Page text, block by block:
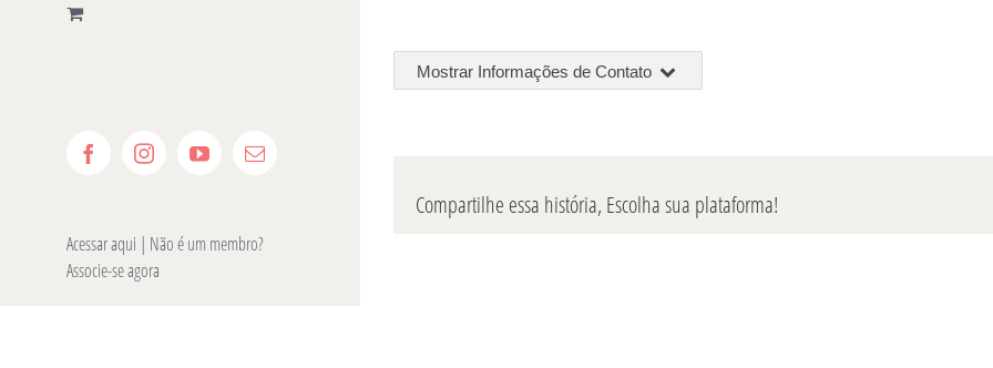
FacebookInstagramYouTube
E-
Acessar aqui | Não é um membro?
Associe-se agora
Mostrar Informações de Contato
Compartilhe essa história, Escolha sua plataforma!